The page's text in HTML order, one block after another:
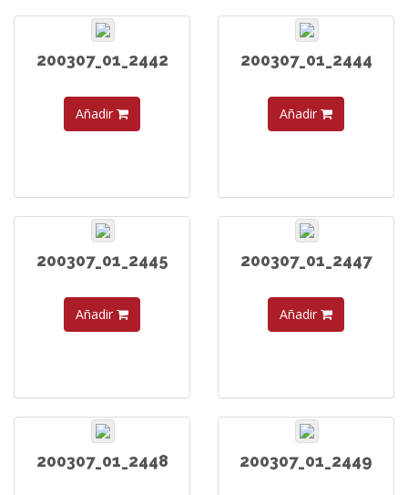
200307_01_2442
Añadir
200307_01_2444
Añadir
200307_01_2445
Añadir
200307_01_2447
Añadir
200307_01_2448 200307_01_2449